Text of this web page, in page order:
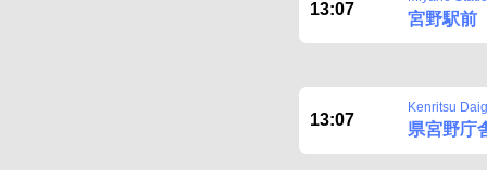
13:07
宮野駅前
13:07
Kenritsu
県宮野庁